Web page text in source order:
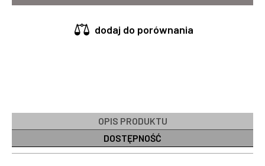
dodaj do porównania
OPIS PRODUKTU
DOSTĘPNOŚĆ